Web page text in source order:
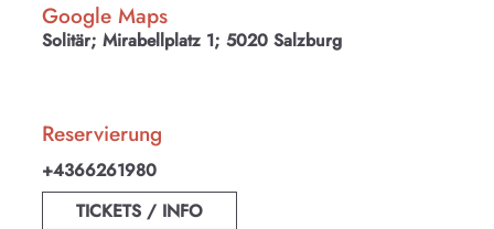
Google Maps
Solitär; Mirabellplatz 1; 5020 Salzburg
Reservierung
+4366261980
TICKETS / INFO